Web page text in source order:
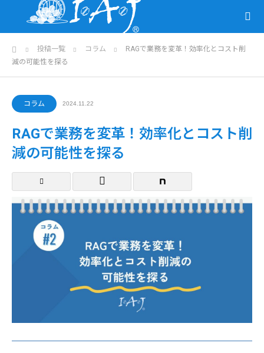
ホーム投稿一覧 コラム
RAGで業務を変革！効率化とコスト削
減の可能性を探る
コラム 2024.11.22
RAGで業務を変革！効率化とコスト削
減の可能性を探る